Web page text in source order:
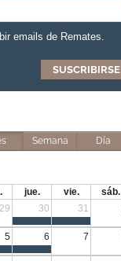
emails de Remates.
Semana Día
jue. vie.
sáb.
29 30 31
5 6 7